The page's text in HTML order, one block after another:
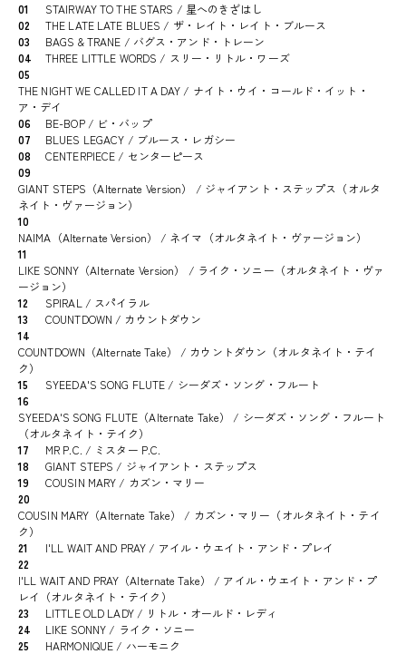
01
STAIRWAY TO THE STARS / 星へのきざはし
02
THE LATE LATE BLUES / ザ・レイト・レイト・ブルース
03
BAGS & TRANE / バグス・アンド・トレーン
04
THREE LITTLE WORDS / スリー・リトル・ワーズ
05
THE NIGHT WE CALLED IT A DAY / ナイト・ウイ・コールド・イット・
ア・デイ
06
BE-BOP / ビ・バップ
07
BLUES LEGACY / ブルース・レガシー
08
CENTERPIECE / センターピース
09
GIANT STEPS（Alternate Version） / ジャイアント・ステップス（オルタ
ネイト・ヴァージョン）
10
NAIMA（Alternate Version） / ネイマ（オルタネイト・ヴァージョン）
11
LIKE SONNY（Alternate Version） / ライク・ソニー（オルタネイト・ヴァ
ージョン）
12
SPIRAL / スパイラル
13
COUNTDOWN / カウントダウン
14
COUNTDOWN（Alternate Take） / カウントダウン（オルタネイト・テイ
ク）
15
SYEEDA'S SONG FLUTE / シーダズ・ソング・フルート
16
SYEEDA'S SONG FLUTE（Alternate Take） / シーダズ・ソング・フルート
（オルタネイト・テイク）
17
MR P.C. / ミスター P.C.
18
GIANT STEPS / ジャイアント・ステップス
19
COUSIN MARY / カズン・マリー
20
COUSIN MARY（Alternate Take） / カズン・マリー（オルタネイト・テイ
ク）
21
I'LL WAIT AND PRAY / アイル・ウエイト・アンド・プレイ
22
I'LL WAIT AND PRAY（Alternate Take） / アイル・ウエイト・アンド・プ
レイ（オルタネイト・テイク）
23
LITTLE OLD LADY / リトル・オールド・レディ
24
LIKE SONNY / ライク・ソニー
25
HARMONIQUE / ハーモニク